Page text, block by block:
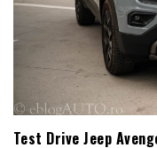
Test Drive Jeep